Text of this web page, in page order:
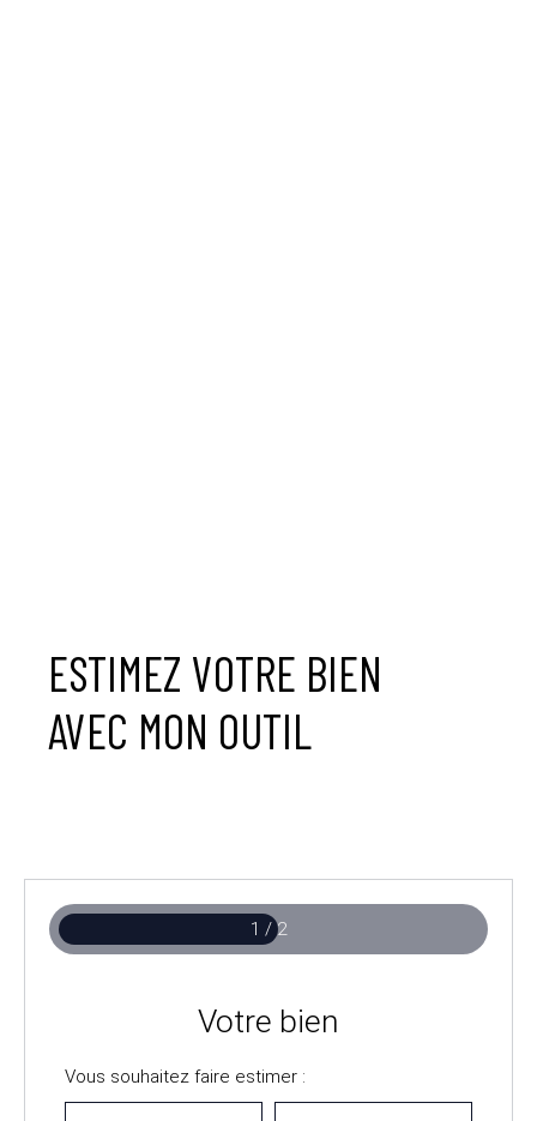
ESTIMEZ VOTRE BIEN
AVEC MON OUTIL
1 / 2
Votre bien
Vous souhaitez faire estimer :